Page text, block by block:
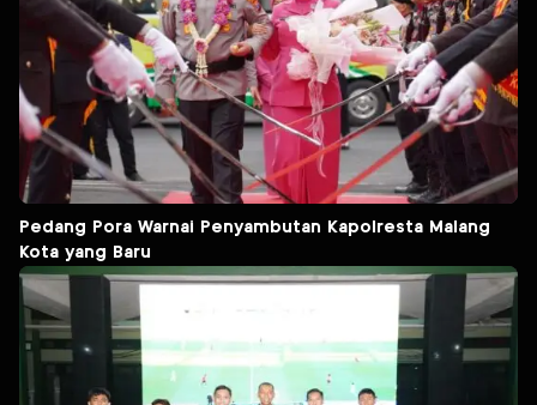
Pedang Pora Warnai Penyambutan Kapolresta Malang
Kota yang Baru